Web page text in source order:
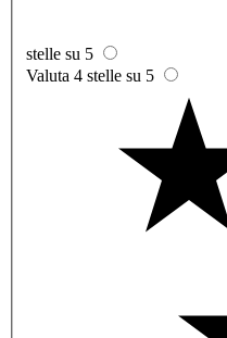
stelle su 5
Valuta 4 stelle su 5